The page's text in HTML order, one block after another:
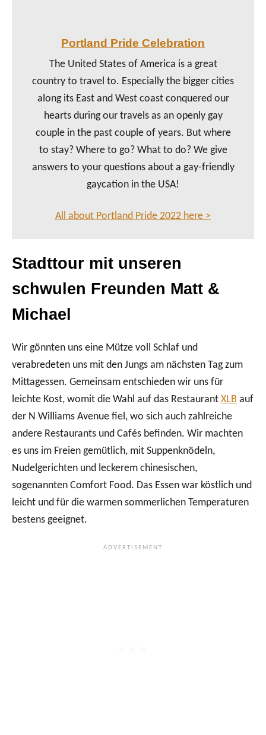
Portland Pride Celebration
The United States of America is a great
country to travel to. Especially the bigger cities
along its East and West coast conquered our
hearts during our travels as an openly gay
couple in the past couple of years. But where
to stay? Where to go? What to do? We give
answers to your questions about a gay-friendly
gaycation in the USA!
All about Portland Pride 2022 here >
Stadttour mit unseren
schwulen Freunden Matt &
Michael
Wir gönnten uns eine Mütze voll Schlaf und
verabredeten uns mit den Jungs am nächsten Tag zum
Mittagessen. Gemeinsam entschieden wir uns für
leichte Kost, womit die Wahl auf das Restaurant XLB auf
der N Williams Avenue fiel, wo sich auch zahlreiche
andere Restaurants und Cafés befinden. Wir machten
es uns im Freien gemütlich, mit Suppenknödeln,
Nudelgerichten und leckerem chinesischen,
sogenannten Comfort Food. Das Essen war köstlich und
leicht und für die warmen sommerlichen Temperaturen
bestens geeignet.